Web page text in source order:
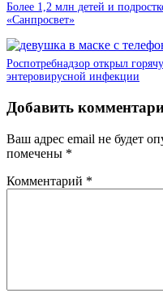
Более 1,2 млн детей и
«Санпросвет»
Роспотребнадзор открыл
энтеровирусной инфекции
Добавить
Ваш адрес email не будет
помечены *
Комментарий *